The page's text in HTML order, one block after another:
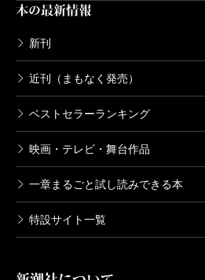
本の最新情報
新刊
近刊（まもなく発売）
ベストセラーランキング
映画・テレビ・舞台作品
一章まるごと試し読みできる本
特設サイト一覧